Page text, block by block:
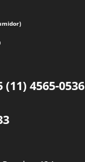
(11) 4565-0536